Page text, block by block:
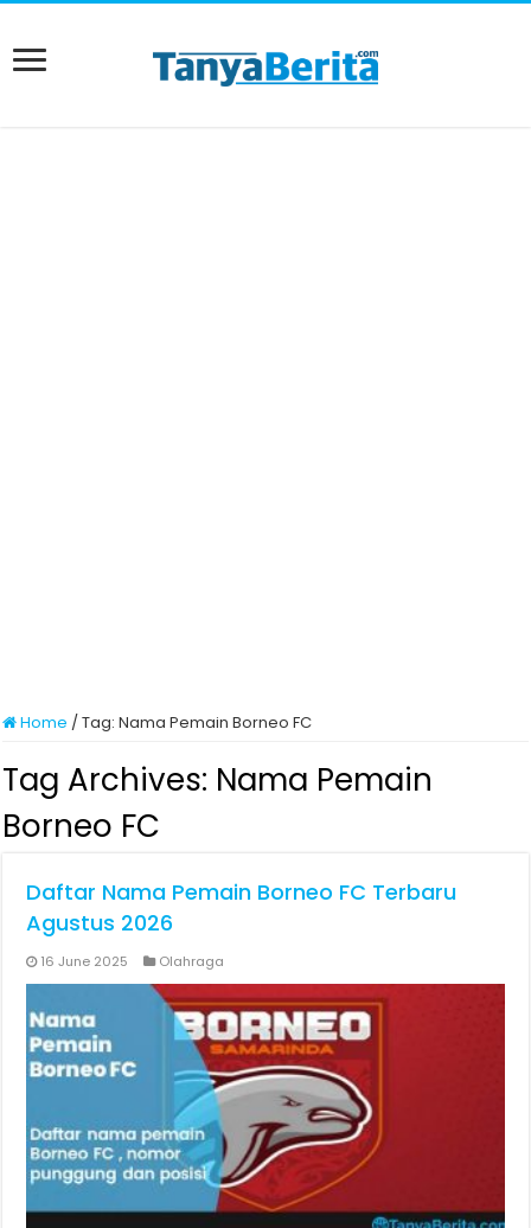
Home /Tag:Nama Pemain Borneo FC
Tag Archives: Nama Pemain
Borneo FC
Daftar Nama Pemain Borneo FC Terbaru
Agustus 2026
16 June 2025 Olahraga